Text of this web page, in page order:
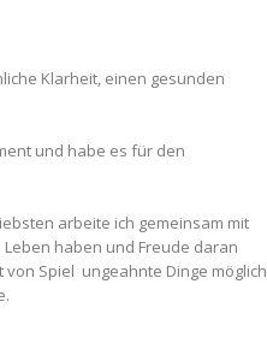
Klarheit, einen gesunden
und habe es für den
arbeite ich gemeinsam mit
haben und Freude daran
Spiel ungeahnte Dinge möglich